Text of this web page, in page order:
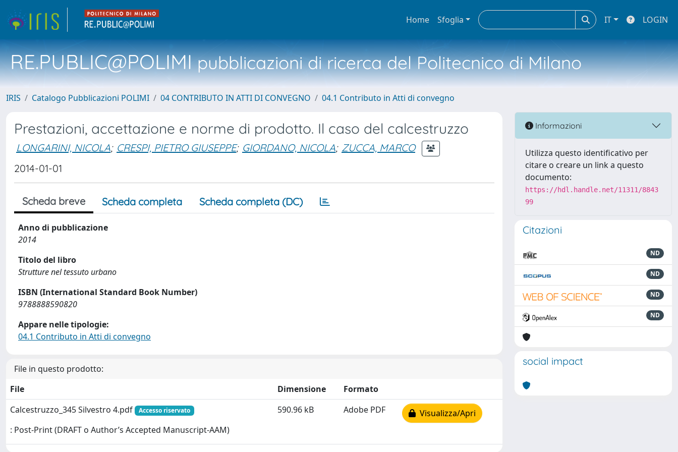
Home Sfoglia IT LOGIN
RE.PUBLIC@POLIMIpubblicazioni di ricerca del Politecnico di Milano
IRIS Catalogo Pubblicazioni POLIMI 04 CONTRIBUTO IN ATTI DI CONVEGNO 04.1 Contributo in Atti di convegno
Prestazioni, accettazione e norme di prodotto. Il caso del calcestruzzo
LONGARINI, NICOLA; CRESPI, PIETRO GIUSEPPE; GIORDANO, NICOLA; ZUCCA, MARCO
2014-01-01
Scheda breve Scheda completa Scheda completa (DC)
Anno di pubblicazione
2014
Titolo del libro
Strutture nel tessuto urbano
ISBN (International Standard Book Number)
9788888590820
Appare nelle tipologie:
04.1 Contributo in Atti di convegno
File in questo prodotto:
File
Dimensione
Formato
Calcestruzzo_345 Silvestro 4.pdf
Accesso riservato
: Post-Print (DRAFT o Author’s Accepted Manuscript-AAM)
590.96 kB Adobe PDF Visualizza/Apri
Informazioni
Utilizza questo identificativo per
citare o creare un link a questo
documento:
https://hdl.handle.net/11311/8843
99
Citazioni
ND
ND
ND
ND
social impact